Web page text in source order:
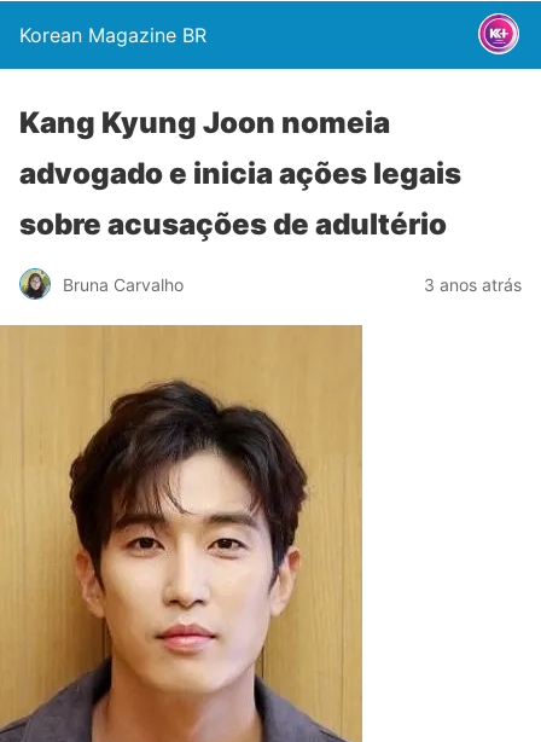
Korean Magazine BR
Kang Kyung Joon nomeia
advogado e inicia ações legais
sobre acusações de adultério
Bruna Carvalho 3 anos atrás